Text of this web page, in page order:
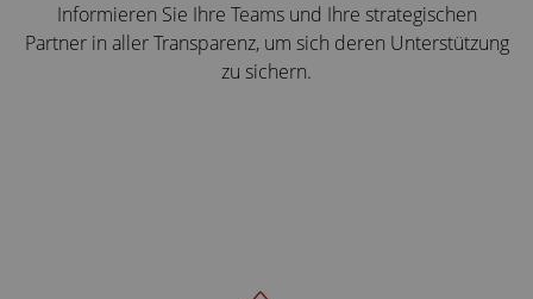
Informieren Sie Ihre Teams und Ihre strategischen
Partner in aller Transparenz, um sich deren Unterstützung
zu sichern.